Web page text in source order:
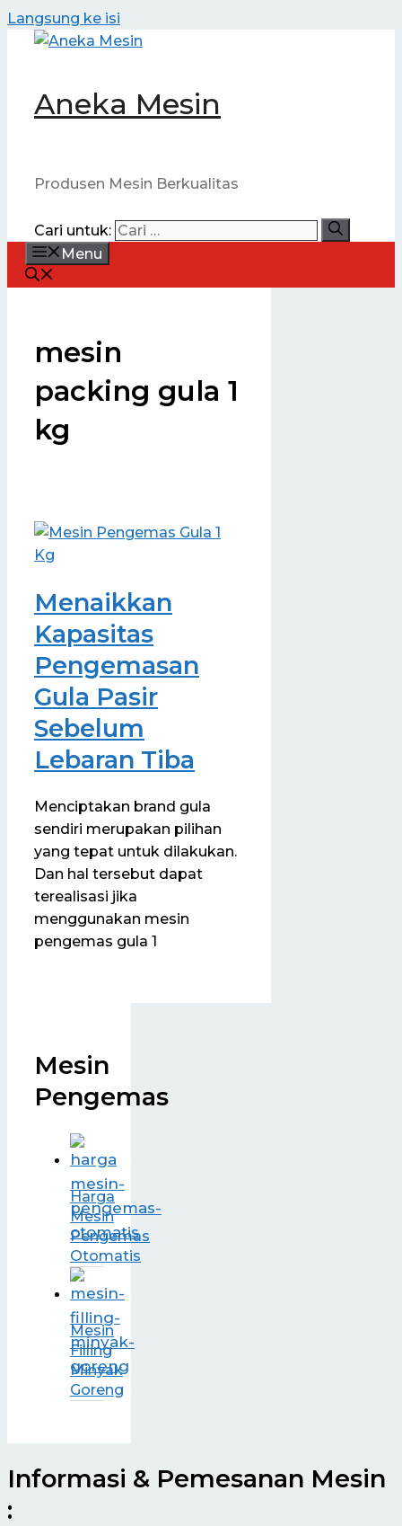
Langsung ke isi
Aneka Mesin
Produsen Mesin Berkualitas
Cari untuk:
Menu
mesin
packing gula 1
kg
Menaikkan
Kapasitas
Pengemasan
Gula Pasir
Sebelum
Lebaran Tiba
Menciptakan brand gula
sendiri merupakan pilihan
yang tepat untuk dilakukan.
Dan hal tersebut dapat
terealisasi jika
menggunakan mesin
pengemas gula 1
Mesin
Pengemas
Harga
Mesin
Pengemas
Otomatis
Mesin
Filling
Minyak
Goreng
Informasi & Pemesanan Mesin
: